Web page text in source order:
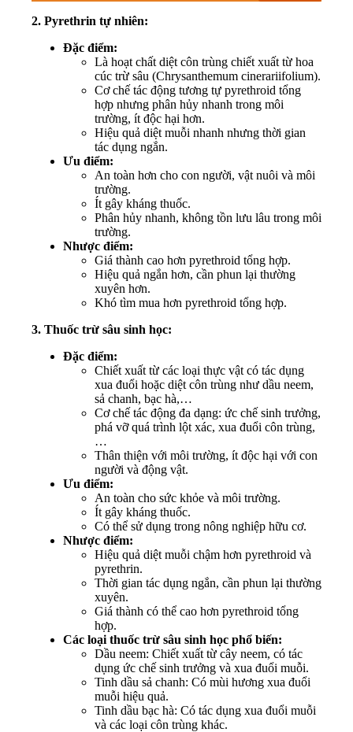
2. Pyrethrin tự nhiên:
Đặc điểm:
Là hoạt chất diệt côn trùng chiết xuất từ hoa
cúc trừ sâu (Chrysanthemum cinerariifolium).
Cơ chế tác động tương tự pyrethroid tổng
hợp nhưng phân hủy nhanh trong môi
trường, ít độc hại hơn.
Hiệu quả diệt muỗi nhanh nhưng thời gian
tác dụng ngắn.
Ưu điểm:
An toàn hơn cho con người, vật nuôi và môi
trường.
Ít gây kháng thuốc.
Phân hủy nhanh, không tồn lưu lâu trong môi
trường.
Nhược điểm:
Giá thành cao hơn pyrethroid tổng hợp.
Hiệu quả ngắn hơn, cần phun lại thường
xuyên hơn.
Khó tìm mua hơn pyrethroid tổng hợp.
3. Thuốc trừ sâu sinh học:
Đặc điểm:
Chiết xuất từ các loại thực vật có tác dụng
xua đuổi hoặc diệt côn trùng như dầu neem,
sả chanh, bạc hà,…
Cơ chế tác động đa dạng: ức chế sinh trưởng,
phá vỡ quá trình lột xác, xua đuổi côn trùng,
…
Thân thiện với môi trường, ít độc hại với con
người và động vật.
Ưu điểm:
An toàn cho sức khỏe và môi trường.
Ít gây kháng thuốc.
Có thể sử dụng trong nông nghiệp hữu cơ.
Nhược điểm:
Hiệu quả diệt muỗi chậm hơn pyrethroid và
pyrethrin.
Thời gian tác dụng ngắn, cần phun lại thường
xuyên.
Giá thành có thể cao hơn pyrethroid tổng
hợp.
Các loại thuốc trừ sâu sinh học phổ biến:
Dầu neem: Chiết xuất từ cây neem, có tác
dụng ức chế sinh trưởng và xua đuổi muỗi.
Tinh dầu sả chanh: Có mùi hương xua đuổi
muỗi hiệu quả.
Tinh dầu bạc hà: Có tác dụng xua đuổi muỗi
và các loại côn trùng khác.